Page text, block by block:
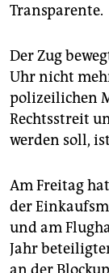
Transparente.
Der Zug
Uhr nicht
polizeilichen
Rechtsstreit
werden soll,
Am Freitag
der
und am
Jahr